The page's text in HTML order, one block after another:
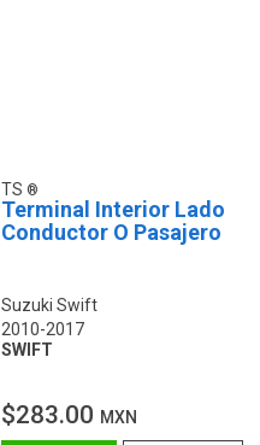
TS
Terminal Interior Lado
Conductor O Pasajero
Suzuki Swift
2010-2017
SWIFT
$283.00 MXN